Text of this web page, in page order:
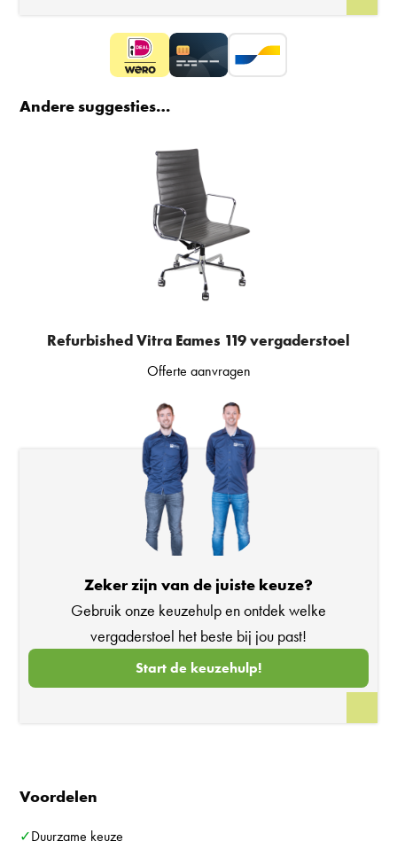
Andere suggesties…
Refurbished Vitra Eames 119 vergaderstoel
Offerte aanvragen
Zeker zijn van de juiste keuze?
Gebruik onze keuzehulp en ontdek welke
vergaderstoel het beste bij jou past!
Start de keuzehulp!
Voordelen
✓Duurzame keuze